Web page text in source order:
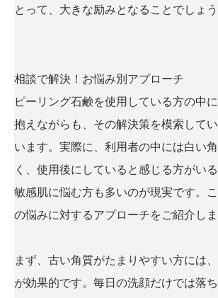
とって、大きな励みとなることでしょう
相談で解決！お悩み別アプローチ
ピーリング石鹸を使用している方の中
抱えながらも、その解決策を模索して
います。実際に、利用者の中には白い
く、使用後にしていると感じる方がい
敏感肌に悩む方も多いのが現実です。
の悩みに対するアプローチをご紹介しま
まず、古い角質がたまりやすい方には
が効果的です。毎日の洗顔だけでは落